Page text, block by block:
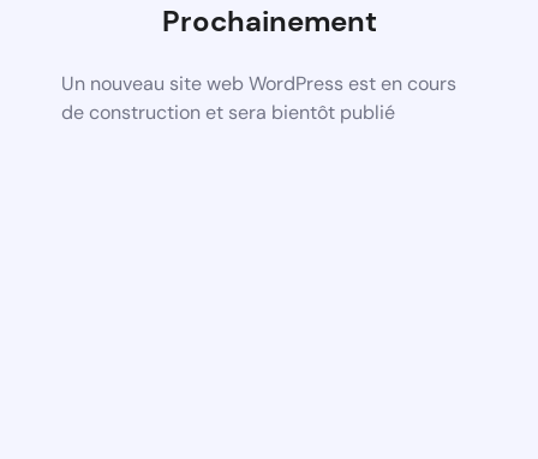
Prochainement
Un nouveau site web WordPress est en cours
de construction et sera bientôt publié